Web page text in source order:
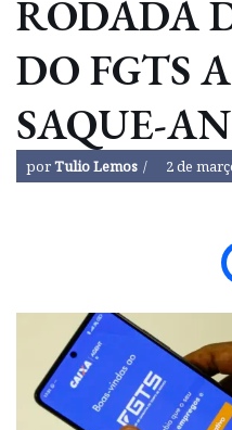
RODADA
DO FGTS
SAQUE-
porTulio Lemos 2 de